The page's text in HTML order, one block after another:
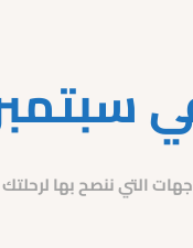
ننصح بها لرحلتك